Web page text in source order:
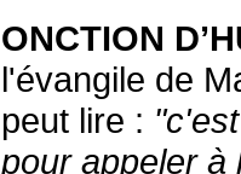
ONCTION
l'évangile de
peut lire :
pour appeler à